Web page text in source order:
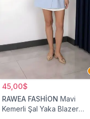
45,00$
RAWEA FASHİON Mavi
Kemerli Şal Yaka Blazer